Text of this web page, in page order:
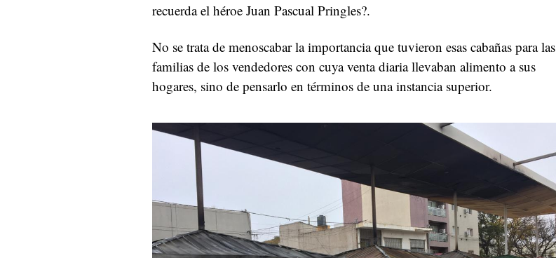
recuerda el héroe Juan Pascual Pringles?.
No se trata de menoscabar la importancia que tuvieron esas cabañas para las
familias de los vendedores con cuya venta diaria llevaban alimento a sus
hogares, sino de pensarlo en términos de una instancia superior.